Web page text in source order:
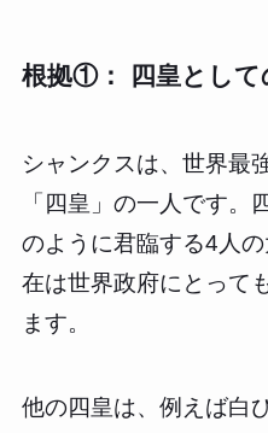
根拠①： 四皇として
シャンクスは、世界最
「四皇」の一人です。
のように君臨する4人
在は世界政府にとって
ます。
他の四皇は、例えば白